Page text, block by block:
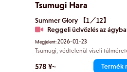
Tsumugi Hara
Summer Glory 【1／12】
Reggeli üdvözlés az
Megjelent:2026-01-23
Tsumugi, védtelenül viseli
pulóverét a szobában. Játékosan
amikor hirtelen közel kerül az
578 ¥~ Termék